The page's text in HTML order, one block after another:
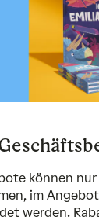
können nur
im
werden.